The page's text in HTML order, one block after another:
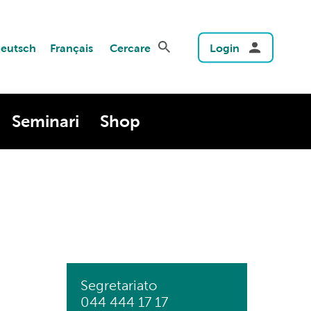
Français Cercare Login
Seminari Shop
Segretariato
044 444 17 17